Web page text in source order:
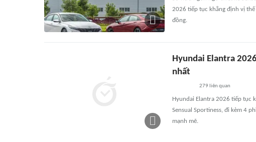
2026 tiếp tục khẳng định vị
đồng.
Hyundai Elantra
nhất
279 liên quan
Hyundai Elantra 2026 tiếp tục
Sensual Sportiness, đi kèm 4
mạnh mẽ.